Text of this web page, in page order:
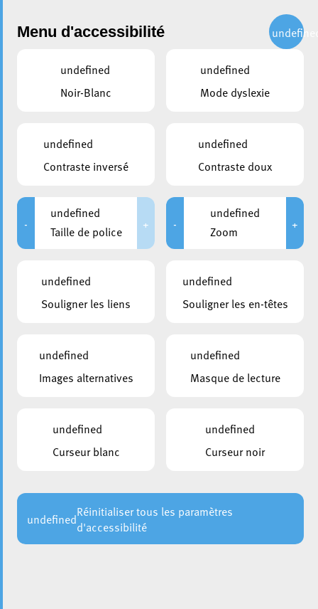
Administration
de la Ville d’Esch
8 mai 2026
Ce vendredi 8 mai 2026, 11 agents de la Ville d’Esch ont
été officiellement assermentés en tant que fonctionnaires
Joy Cambiotti
Tamara Marcelino Barbosa
Menu d'accessibilité
undefined
Noir-Blanc
undefined
Mode dyslexie
undefined
Contraste inversé
undefined
Contraste doux
-
undefined
Taille de police
+ -
undefined
Zoom
+
undefined
Souligner les liens
undefined
Souligner les en-têtes
undefined
Images alternatives
undefined
Masque de lecture
undefined
Curseur blanc
undefined
Curseur noir
undefinedRéinitialiser tous les paramètres
d'accessibilité